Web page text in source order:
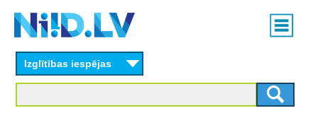
content
Main
menu
Izglītības iespējas